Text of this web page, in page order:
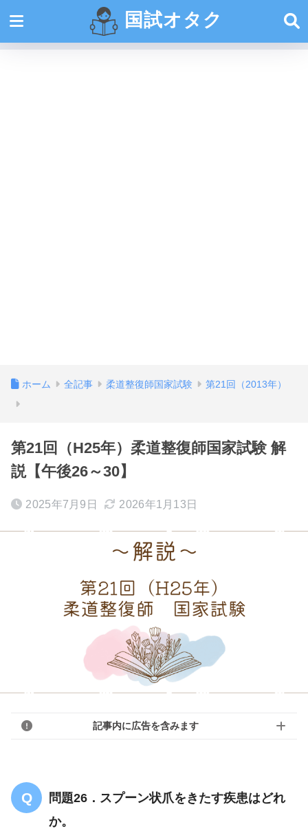
国試オタク
ホーム 全記事 柔道整復師国家試験 第21回（2013年）
第21回（H25年）柔道整復師国家試験 解
説【午後26～30】
2025年7月9日 2026年1月13日
記事内に広告を含みます
問題26．スプーン状爪をきたす疾患はどれ
か。